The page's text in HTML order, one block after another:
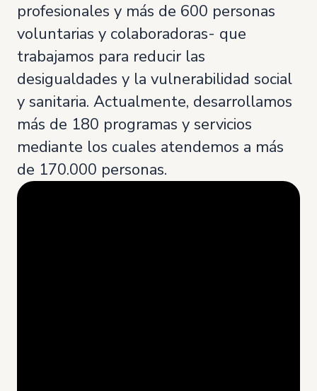
profesionales y más de 600 personas
voluntarias y colaboradoras- que
trabajamos para reducir las
desigualdades y la vulnerabilidad social
y sanitaria. Actualmente, desarrollamos
más de 180 programas y servicios
mediante los cuales atendemos a más
de 170.000 personas.